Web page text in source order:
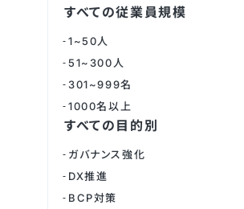
すべての従業員規模
1~50人
51~300人
301~999名
1000名以上
すべての目的別
ガバナンス強化
DX推進
BCP対策